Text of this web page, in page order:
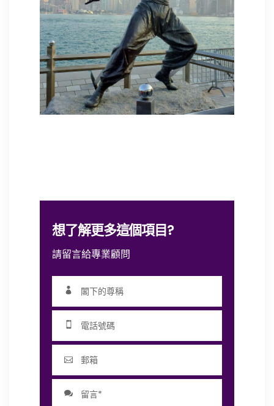
想了解更多這個項目?
請留言給專業顧問